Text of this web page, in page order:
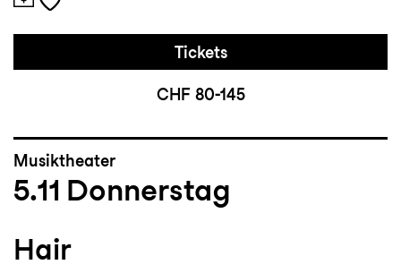
Tickets
CHF 80-145
Musiktheater
5.11 Donnerstag
Hair